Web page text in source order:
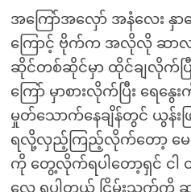
အကြော်အလှော် အနံလေး နှာ
ကြောင့် ဗိုက်က အလိုလို ဆာလ
ဆိုင်တစ်ဆိုင်မှာ ထိုင်ချလိုက်ပြီ
ကြော် မှာစားလိုက်ပြီး ရေနွ
မှုတ်သောက်နေချိန်တွင် ယွန်း
ရလို့လှည့်ကြည့်လိုက်တော့ မေ
ကို တွေ့လိုက်ရပါတော့ရှင် ငါ
လေ ရပါတယ် ငြိမ်းသက်ကို ဆ